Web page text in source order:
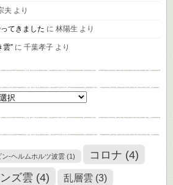
夫 より
てきました に 林陽生 より
雲” に 千葉孝子 より
ン-ヘルムホルツ波雲 (1) コロナ (4)
ズ雲 (4) 乱層雲 (3)